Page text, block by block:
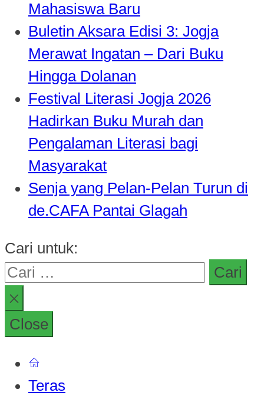
Mahasiswa Baru
Buletin Aksara Edisi 3: Jogja
Merawat Ingatan – Dari Buku
Hingga Dolanan
Festival Literasi Jogja 2026
Hadirkan Buku Murah dan
Pengalaman Literasi bagi
Masyarakat
Senja yang Pelan-Pelan Turun di
de.CAFA Pantai Glagah
Cari untuk:
Close
Teras